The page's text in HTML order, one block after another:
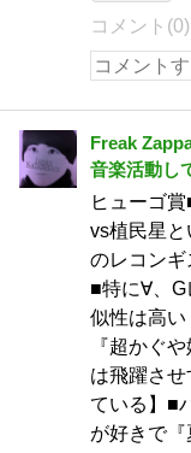
コメント(0)
Freak
音楽活動し
ヒューゴ
vs植民星
のレコンギ
■特に∀、G
似性は高い
『超かぐ
は飛躍さ
ている】■
が好きで『